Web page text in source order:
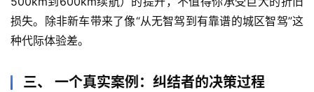
体
奥
秘
历
损失。除非新车带来了像“从无智驾到有靠谱的城区智驾”这
种代际体验差。
三、 一个真实案例：纠结者的决策过程